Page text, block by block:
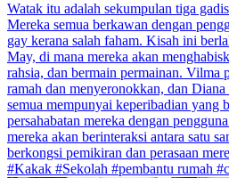
Watak itu adalah sekumpulan tiga
Mereka semua berkawan dengan
gay kerana salah faham. Kisah ini
May, di mana mereka akan
rahsia, dan bermain permainan. Vilma
ramah dan menyeronokkan, dan
semua mempunyai keperibadian yang
persahabatan mereka dengan
mereka akan berinteraksi antara satu
berkongsi pemikiran dan perasaan
#Kakak #Sekolah #pembantu rumah